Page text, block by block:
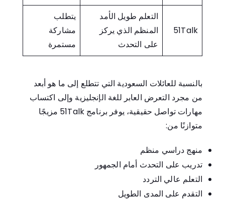
51Talk
التعلم طويل الأمد
المنظم الذي يركز
على التحدث
يتطلب
مشاركة
مستمرة
بالنسبة للعائلات السعودية التي تتطلع إلى ما هو أبعد
من مجرد التعرض العابر للغة الإنجليزية وإلى اكتساب
مهارات تواصل حقيقية، يوفر برنامج 51Talk مزيجًا
متوازنًا من:
منهج دراسي منظم
تدريب على التحدث أمام الجمهور
التعلم عالي التردد
التقدم على المدى الطويل